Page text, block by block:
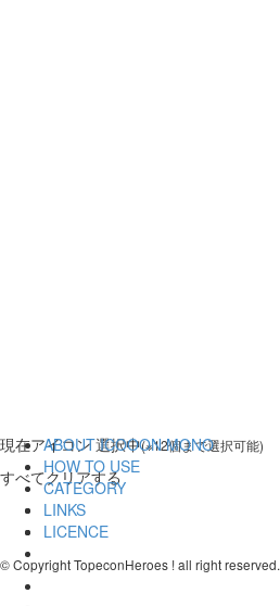
現在アイコン 選択中(※12個まで選択可能)
すべてクリアする
ABOUT ICOOON MONO
HOW TO USE
CATEGORY
LINKS
LICENCE
© Copyright TopeconHeroes ! all right reserved.